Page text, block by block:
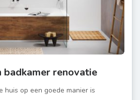
badkamer renovatie
huis op een goede manier is